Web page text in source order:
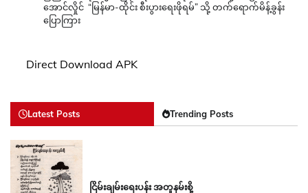
အောင်လှိုင် “မြန်မာ-ထိုင်း စီးပွားရေးဖိုရမ်” သို့ တက်ရောက်မိန့်ခွန်း
ပြောကြား
Direct Download APK
Latest Posts Trending Posts
ငြိမ်းချမ်းရေးပန်း အတူနမ်းစို့